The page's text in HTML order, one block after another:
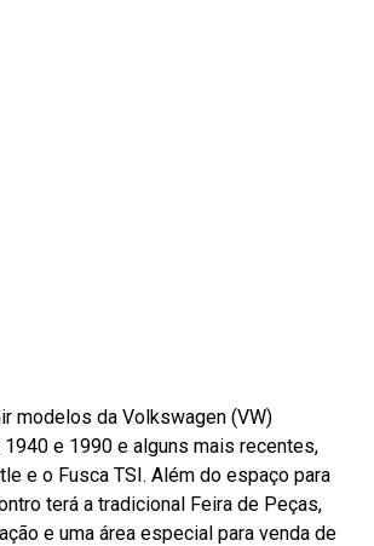
modelos da Volkswagen (VW)
e 1990 e alguns mais recentes,
e o Fusca TSI. Além do espaço para
terá a tradicional Feira de Peças,
e uma área especial para venda de